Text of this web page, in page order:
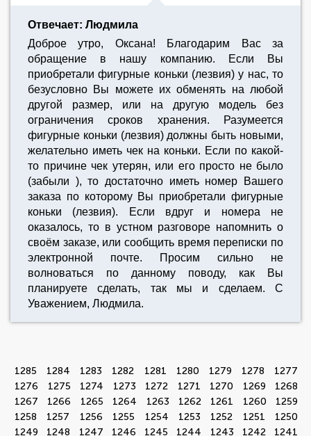
Отвечает: Людмила
Доброе утро, Оксана! Благодарим Вас за
обращение в нашу компанию. Если Вы
приобретали фигурные коньки (лезвия) у нас, то
безусловно Вы можете их обменять на любой
другой размер, или на другую модель без
ограничения сроков хранения. Разумеется
фигурные коньки (лезвия) должны быть новыми,
желательно иметь чек на коньки. Если по какой-
то причине чек утерян, или его просто не было
(забыли ), то достаточно иметь номер Вашего
заказа по которому Вы приобретали фигурные
коньки (лезвия). Если вдруг и номера не
оказалось, то в устном разговоре напомнить о
своём заказе, или сообщить время переписки по
электронной почте. Просим сильно не
волноваться по данному поводу, как Вы
планируете сделать, так мы и сделаем. С
Уважением, Людмила.
1285 1284 1283 1282 1281 1280 1279 1278
1277
1276
1275 1274 1273 1272 1271 1270 1269
1268
1267
1266 1265 1264 1263 1262 1261 1260
1259
1258
1257 1256 1255 1254 1253 1252 1251
1250
1249
1248 1247 1246 1245 1244 1243 1242
1241